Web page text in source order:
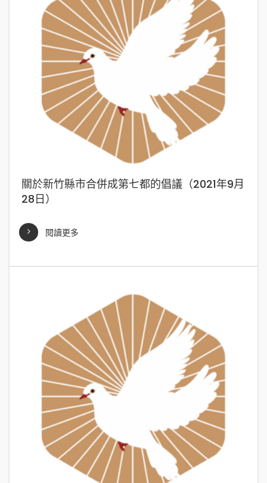
關於新竹縣市合併成第七都的倡議（2021年9月
28日）
閱讀更多